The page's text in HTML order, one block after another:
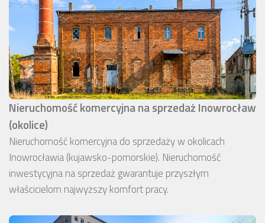
Nieruchomość komercyjna na sprzedaż Inowrocław
(okolice)
Nieruchomość komercyjna do sprzedaży w okolicach
Inowrocławia (kujawsko-pomorskie). Nieruchomość
inwestycyjna na sprzedaż gwarantuje przyszłym
właścicielom najwyższy komfort pracy.